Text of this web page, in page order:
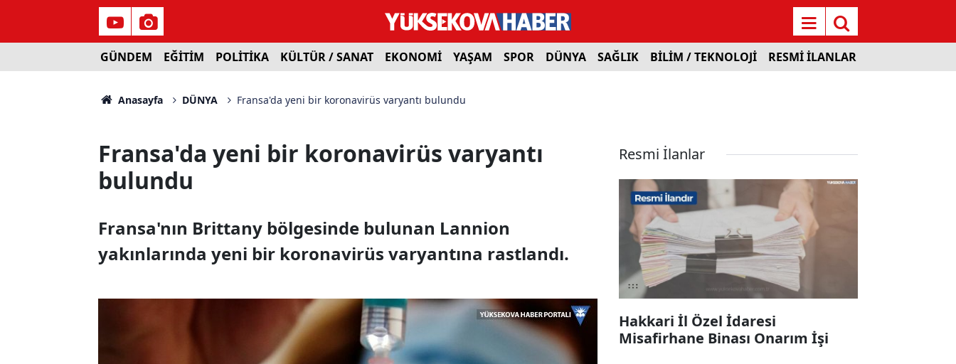
GÜNDEM EĞİTİM POLİTİKA KÜLTÜR / SANAT EKONOMİ YAŞAM SPOR DÜNYA SAĞLIK BİLİM / TEKNOLOJİ RESMİ İLANLAR
Anasayfa DÜNYA Fransa'da yeni bir koronavirüs varyantı bulundu
Fransa'da yeni bir koronavirüs varyantı
bulundu
Fransa'nın Brittany bölgesinde bulunan Lannion
yakınlarında yeni bir koronavirüs varyantına rastlandı.
Resmi İlanlar
Hakkari İl Özel İdaresi
Misafirhane Binası Onarım İşi